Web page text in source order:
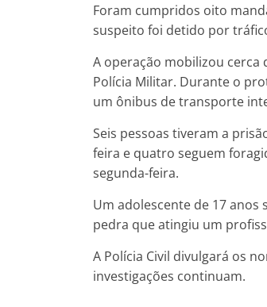
Foram cumpridos oito
suspeito foi detido por
A operação mobilizou cerca
Polícia Militar. Durante o
um ônibus de transporte
Seis pessoas tiveram a
feira e quatro seguem
segunda-feira.
Um adolescente de 17
pedra que atingiu um
A Polícia Civil divulgará os
investigações continuam.